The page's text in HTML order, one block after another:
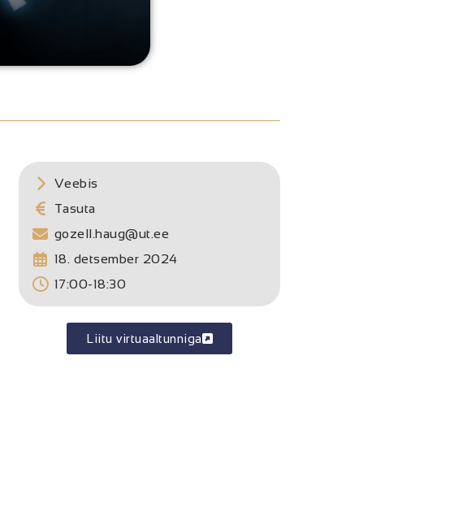
Veebis
Tasuta
gozell.haug@ut.ee
18. detsember 2024
17:00-18:30
Liitu virtuaaltunniga